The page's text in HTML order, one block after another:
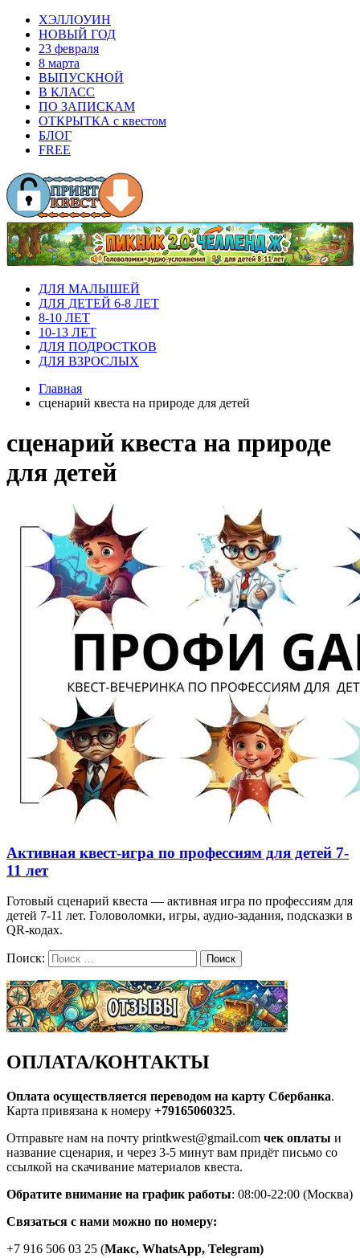
ХЭЛЛОУИН
НОВЫЙ ГОД
23 февраля
8 марта
ВЫПУСКНОЙ
В КЛАСС
ПО ЗАПИСКАМ
ОТКРЫТКА с квестом
БЛОГ
FREE
ДЛЯ МАЛЫШЕЙ
ДЛЯ ДЕТЕЙ 6-8 ЛЕТ
8-10 ЛЕТ
10-13 ЛЕТ
ДЛЯ ПОДРОСТКОВ
ДЛЯ ВЗРОСЛЫХ
Главная
сценарий квеста на природе для детей
сценарий квеста на природе
для детей
Активная квест-игра по профессиям для детей 7-
11 лет
Готовый сценарий квеста — активная игра по профессиям для
детей 7-11 лет. Головоломки, игры, аудио-задания, подсказки в
QR-кодах.
Поиск: Поиск
ОПЛАТА/КОНТАКТЫ
Оплата осуществляется переводом на карту Сбербанка.
Карта привязана к номеру +79165060325.
Отправьте нам на почту printkwest@gmail.com чек оплаты и
название сценария, и через 3-5 минут вам придёт письмо со
ссылкой на скачивание материалов квеста.
Обратите внимание на график работы: 08:00-22:00 (Москва)
Связаться с нами можно по номеру:
+7 916 506 03 25 (Макс, WhatsApp, Telegram)